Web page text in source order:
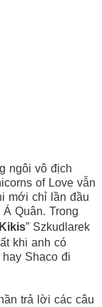
ngôi vô địch
of Love vẫn
mới chỉ lần đầu
Quân. Trong
Kikis” Szkudlarek
khi anh có
Shaco đi
trả lời các câu